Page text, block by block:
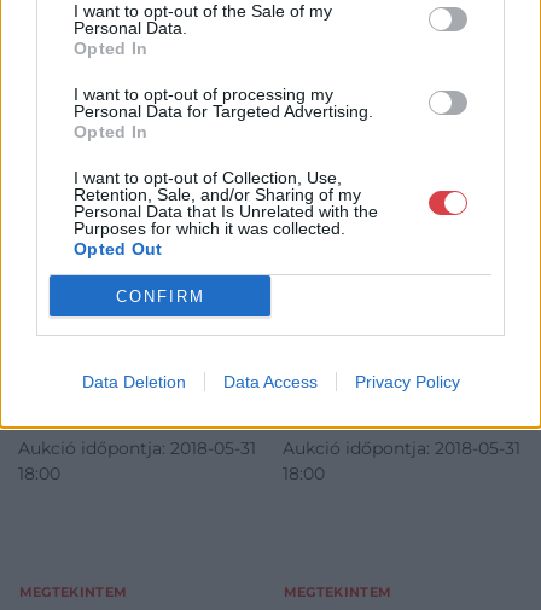
I want to opt-out of the Sale of my
Personal Data.
Opted In
I want to opt-out of processing my
Personal Data for Targeted Advertising.
Opted In
I want to opt-out of Collection, Use,
Retention, Sale, and/or Sharing of my
Personal Data that Is Unrelated with the
Purposes for which it was collected.
Opted Out
CONFIRM
Data Deletion Data Access Privacy Policy
61. tétel:
Istókovits Kálmán
(1898-1990): Dombos táj
árverés
Aukció időpontja: 2018-05-31
18:00
MEGTEKINTEM
62. tétel:
Olgyay Ferenc (1872-
1932): Magyar táj
libákkal
Aukció:
árverés
Aukció időpontja: 2018-05-31
18:00
MEGTEKINTEM